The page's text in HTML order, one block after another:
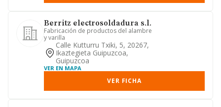
Berritz electrosoldadura s.l.
Fabricación de productos del alambre
y varilla
Calle Kutturru Txiki, 5, 20267,
Ikaztegieta Guipuzcoa,
Guipuzcoa
VER EN MAPA
VER FICHA